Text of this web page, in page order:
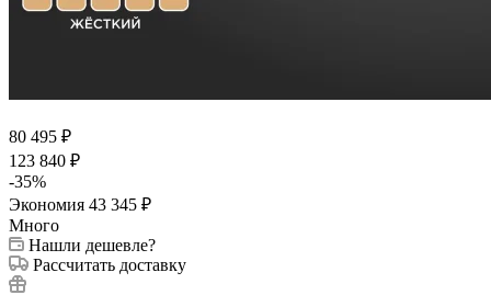
80 495 ₽
123 840 ₽
-35%
Экономия 43 345 ₽
Много
Нашли дешевле?
Рассчитать доставку